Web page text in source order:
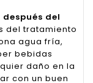
del
del tratamiento
agua fría,
bebidas
daño en la
con un buen